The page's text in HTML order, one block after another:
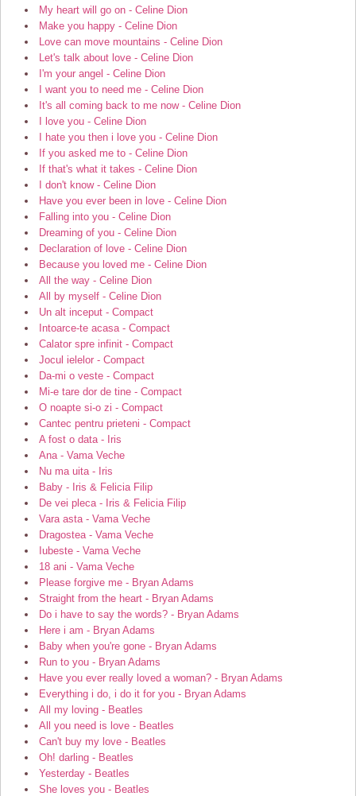
My heart will go on - Celine Dion
Make you happy - Celine Dion
Love can move mountains - Celine Dion
Let's talk about love - Celine Dion
I'm your angel - Celine Dion
I want you to need me - Celine Dion
It's all coming back to me now - Celine Dion
I love you - Celine Dion
I hate you then i love you - Celine Dion
If you asked me to - Celine Dion
If that's what it takes - Celine Dion
I don't know - Celine Dion
Have you ever been in love - Celine Dion
Falling into you - Celine Dion
Dreaming of you - Celine Dion
Declaration of love - Celine Dion
Because you loved me - Celine Dion
All the way - Celine Dion
All by myself - Celine Dion
Un alt inceput - Compact
Intoarce-te acasa - Compact
Calator spre infinit - Compact
Jocul ielelor - Compact
Da-mi o veste - Compact
Mi-e tare dor de tine - Compact
O noapte si-o zi - Compact
Cantec pentru prieteni - Compact
A fost o data - Iris
Ana - Vama Veche
Nu ma uita - Iris
Baby - Iris & Felicia Filip
De vei pleca - Iris & Felicia Filip
Vara asta - Vama Veche
Dragostea - Vama Veche
Iubeste - Vama Veche
18 ani - Vama Veche
Please forgive me - Bryan Adams
Straight from the heart - Bryan Adams
Do i have to say the words? - Bryan Adams
Here i am - Bryan Adams
Baby when you're gone - Bryan Adams
Run to you - Bryan Adams
Have you ever really loved a woman? - Bryan Adams
Everything i do, i do it for you - Bryan Adams
All my loving - Beatles
All you need is love - Beatles
Can't buy my love - Beatles
Oh! darling - Beatles
Yesterday - Beatles
She loves you - Beatles